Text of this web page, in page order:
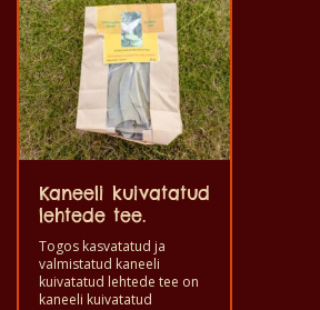
Kaneeli kuivatatud
lehtede tee.
Togos kasvatatud ja
valmistatud kaneeli
kuivatatud lehtede tee on
kaneeli kuivatatud